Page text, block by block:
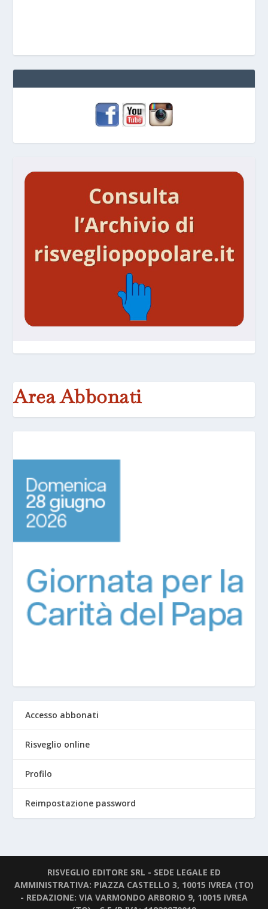
Area Abbonati
Accesso abbonati
Risveglio online
Profilo
Reimpostazione password
RISVEGLIO EDITORE SRL - SEDE LEGALE ED
AMMINISTRATIVA: PIAZZA CASTELLO 3, 10015 IVREA (TO)
- REDAZIONE: VIA VARMONDO ARBORIO 9, 10015 IVREA